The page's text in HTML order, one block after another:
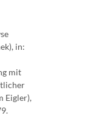
in:
mit
Eigler),